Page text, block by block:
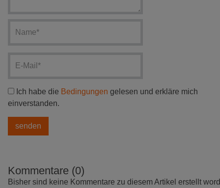
Ich habe die Bedingungen gelesen und erkläre mich
einverstanden.
Kommentare (0)
Bisher sind keine Kommentare zu diesem Artikel erstellt